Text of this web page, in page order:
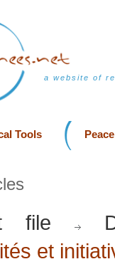
a website of
Tools
file
et